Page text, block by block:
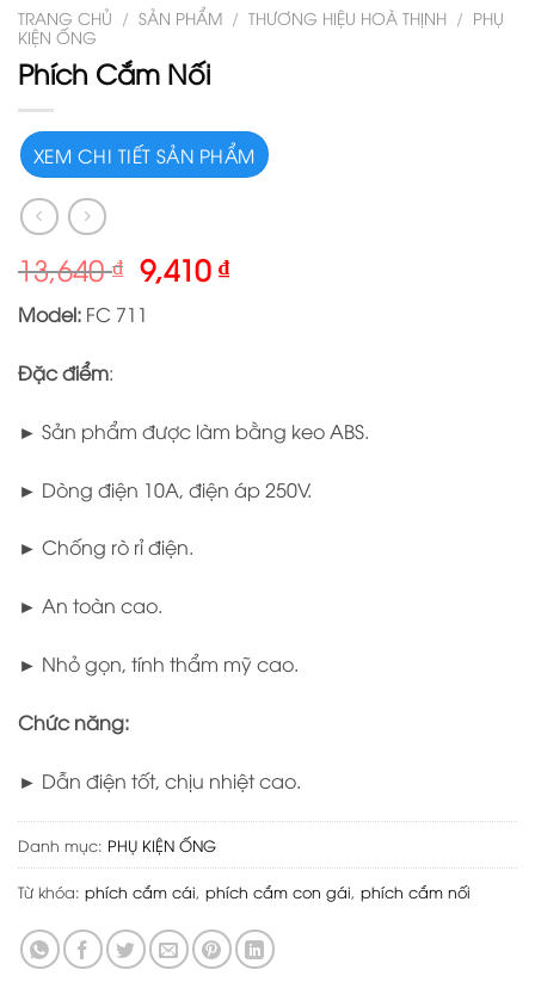
TRANG CHỦ / SẢN PHẨM / THƯƠNG HIỆU HOÀ THỊNH / PHỤ
KIỆN ỐNG
Phích Cắm Nối
XEM CHI TIẾT SẢN PHẨM
13,640₫ 9,410₫
Model: FC 711
Đặc điểm:
► Sản phẩm được làm bằng keo ABS.
► Dòng điện 10A, điện áp 250V.
► Chống rò rỉ điện.
► An toàn cao.
► Nhỏ gọn, tính thẩm mỹ cao.
Chức năng:
► Dẫn điện tốt, chịu nhiệt cao.
Danh mục: PHỤ KIỆN ỐNG
Từ khóa: phích cắm cái, phích cắm con gái, phích cắm nối